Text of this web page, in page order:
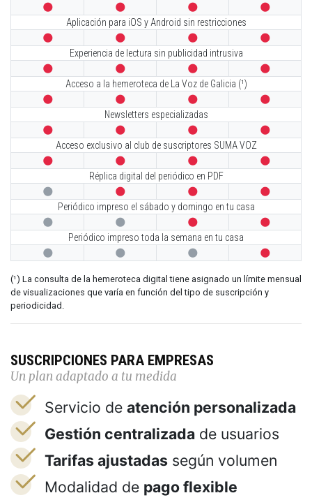
   
Aplicación para iOS y Android sin restricciones
   
Experiencia de lectura sin publicidad intrusiva
   
Acceso a la hemeroteca de La Voz de Galicia (¹)
   
Newsletters especializadas
   
Acceso exclusivo al club de suscriptores SUMA VOZ
   
Réplica digital del periódico en PDF
   
Periódico impreso el sábado y domingo en tu casa
   
Periódico impreso toda la semana en tu casa
   
(¹) La consulta de la hemeroteca digital tiene asignado un límite mensual
de visualizaciones que varía en función del tipo de suscripción y
periodicidad.
SUSCRIPCIONES PARA EMPRESAS
Un plan adaptado a tu medida
Servicio de atención personalizada
Gestión centralizada de usuarios
Tarifas ajustadas según volumen
Modalidad de pago flexible